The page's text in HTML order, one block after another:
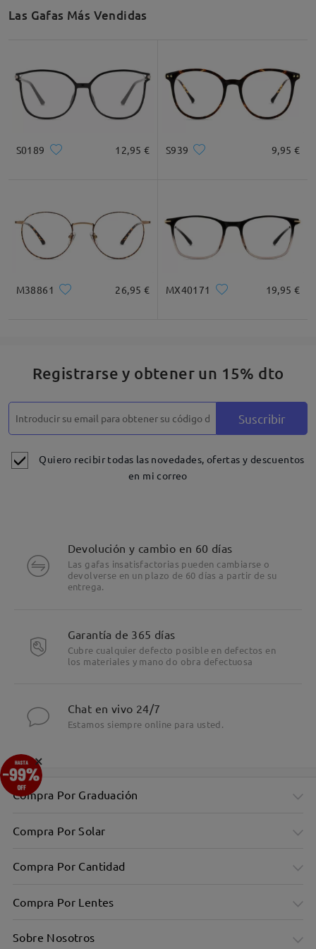
Las Gafas Más Vendidas
S0189 12,95 € S939 9,95 €
M38861 26,95 € MX40171 19,95 €
Registrarse y obtener un 15% dto
Suscribir
Quiero recibir todas las novedades, ofertas y descuentos
en mi correo
Devolución y cambio en 60 días
Las gafas insatisfactorias pueden cambiarse o
devolverse en un plazo de 60 días a partir de su
entrega.
Garantía de 365 días
Cubre cualquier defecto posible en defectos en
los materiales y mano do obra defectuosa
Chat en vivo 24/7
Estamos siempre online para usted.
Compra Por Graduación
Compra Por Solar
Compra Por Cantidad
Compra Por Lentes
Sobre Nosotros
×